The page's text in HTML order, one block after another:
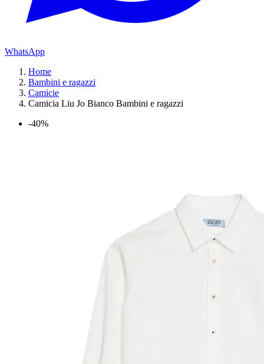
WhatsApp
Home
Bambini e ragazzi
Camicie
Camicia Liu Jo Bianco Bambini e ragazzi
-40%